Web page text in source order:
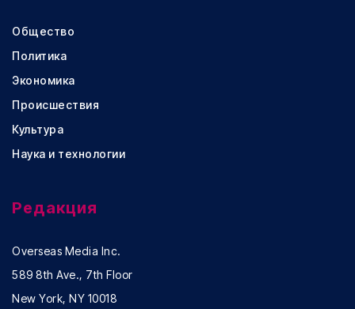
Общество
Политика
Экономика
Происшествия
Культура
Наука и технологии
Редакция
Overseas Media Inc.
589 8th Ave., 7th Floor
New York, NY 10018